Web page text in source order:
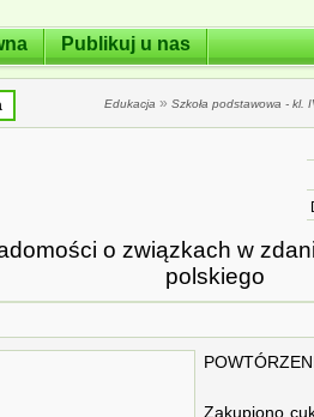
Publikuj u nas
Edukacja » Szkoła podstawowa - kl.
o związkach w
polskiego
Zakupiono